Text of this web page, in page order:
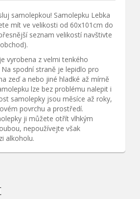
samolepkou! Samolepku Lebka
mít ve velikosti od 60x101cm do
seznam velikostí navštivte
vyrobena z velmi tenkého
spodní straně je lepidlo pro
zeď a nebo jiné hladké až mírně
lze bez problému nalepit i
samolepky jsou měsíce až roky,
povrchu a prostředí.
ji můžete otřít vlhkým
nepoužívejte však
alkoholu.